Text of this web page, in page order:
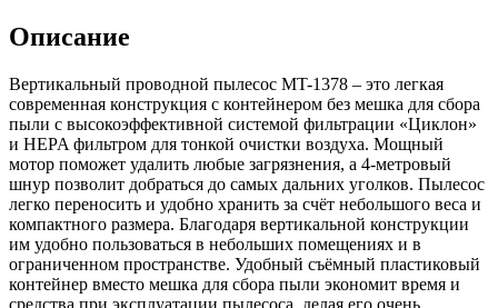
Описание
Вертикальный проводной пылесос MT-1378 – это легкая
современная конструкция с контейнером без мешка для сбора
пыли с высокоэффективной системой фильтрации «Циклон»
и HEPA фильтром для тонкой очистки воздуха. Мощный
мотор поможет удалить любые загрязнения, а 4-метровый
шнур позволит добраться до самых дальних уголков. Пылесос
легко переносить и удобно хранить за счёт небольшого веса и
компактного размера. Благодаря вертикальной конструкции
им удобно пользоваться в небольших помещениях и в
ограниченном пространстве. Удобный съёмный пластиковый
контейнер вместо мешка для сбора пыли экономит время и
средства при эксплуатации пылесоса, делая его очень